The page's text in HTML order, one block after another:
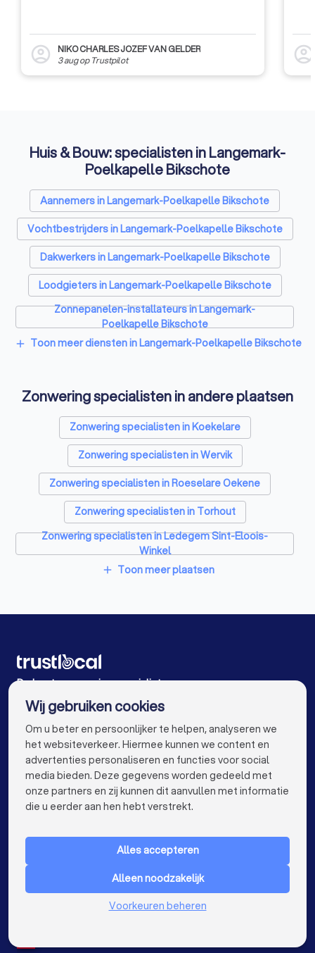
account_circle
NIKO CHARLES JOZEF VAN GELDER
3 augop Trustpilot account_circle
Huis & Bouw: specialisten in Langemark-
Poelkapelle Bikschote
Aannemers in Langemark-Poelkapelle Bikschote
Vochtbestrijders in Langemark-Poelkapelle Bikschote
Dakwerkers in Langemark-Poelkapelle Bikschote
Loodgieters in Langemark-Poelkapelle Bikschote
Zonnepanelen-installateurs in Langemark-
Poelkapelle Bikschote
Vloerverwarming-installateurs in Langemark-
Bikschote
Ramen en deuren specialisten in Langemark-
Poelkapelle Bikschote
Laadpaal installateurs in Langemark-Poelkapelle
Bikschote
Schrijnwerkers in Langemark-Poelkapelle Bikschote
Warmtepomp installateurs in Langemark-Poelkapelle
Bikschote
Badkamer installateurs in Langemark-Poelkapelle
Bikschote
Glashandels in Langemark-Poelkapelle Bikschote
add Toon meer diensten in Langemark-Poelkapelle Bikschote
Zonwering specialisten in andere plaatsen
Zonwering specialisten in Koekelare
Zonwering specialisten in Wervik
Zonwering specialisten in Roeselare Oekene
Zonwering specialisten in Torhout
Zonwering specialisten in Ledegem Sint-Eloois-
Winkel
Zonwering specialisten in Izegem Emelgem
Zonwering specialisten in Middelkerke
Zonwering specialisten in Kortrijk Heule
Zonwering specialisten in Antwerpen
Zonwering specialisten in Gent
Zonwering specialisten in Brugge
Zonwering specialisten in Leuven
Zonwering specialisten in Mechelen
Zonwering specialisten in Kortrijk
Zonwering specialisten in Hasselt
add Toon meer plaatsen
De beste zonwering specialisten voor u
VOOR PARTICULIEREN keyboard_arrow_down
Nederland
Wij gebruiken cookies
Om u beter en persoonlijker te helpen, analyseren we
het websiteverkeer. Hiermee kunnen we content en
advertenties personaliseren en functies voor social
media bieden. Deze gegevens worden gedeeld met
onze partners en zij kunnen dit aanvullen met informatie
die u eerder aan hen hebt verstrekt.
Alles accepteren
Alleen noodzakelijk
Voorkeuren beheren